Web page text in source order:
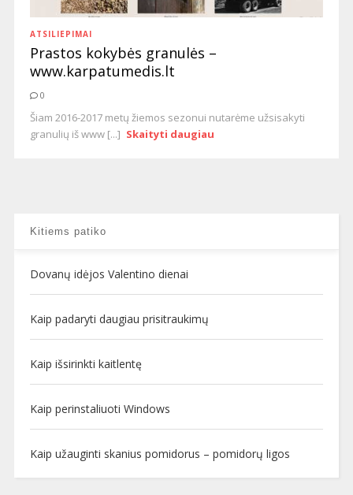
ATSILIEPIMAI
Prastos kokybės granulės –
www.karpatumedis.lt
0
Šiam 2016-2017 metų žiemos sezonui nutarėme užsisakyti
granulių iš www [...] Skaityti daugiau
Kitiems patiko
Dovanų idėjos Valentino dienai
Kaip padaryti daugiau prisitraukimų
Kaip išsirinkti kaitlentę
Kaip perinstaliuoti Windows
Kaip užauginti skanius pomidorus – pomidorų ligos